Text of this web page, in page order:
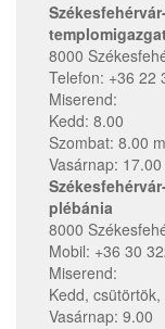
8000
Telefon: +36 22
Miserend:
Kedd: 8.00
Szombat: 8.00
Vasárnap: 17.00
plébánia
8000
Mobil: +36 30
Miserend:
Kedd,
Vasárnap: 9.00